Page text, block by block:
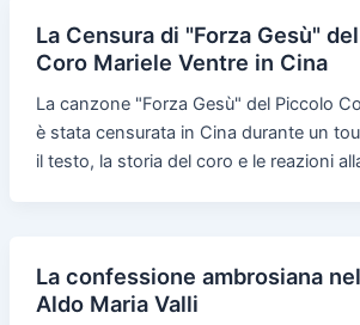
La Censura di "Forza Gesù"
Coro Mariele Ventre in Cina
La canzone "Forza Gesù" del Piccolo
è stata censurata in Cina durante un
il testo, la storia del coro e le reazioni
La confessione ambrosiana
Aldo Maria Valli